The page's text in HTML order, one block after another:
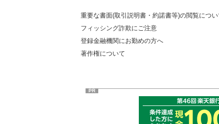
重要な書面(取引説明書・約諾書等)の閲覧につ
フィッシング詐欺にご注意
登録金融機関にお勤めの方へ
著作権について
PR